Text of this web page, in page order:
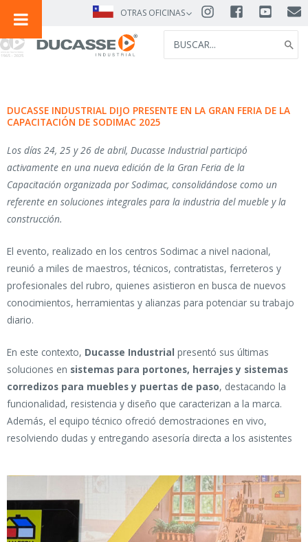
CONTENIDO
OTRAS OFICINAS
FOR:
DUCASSE INDUSTRIAL DIJO PRESENTE EN LA GRAN FERIA DE LA
CAPACITACIÓN DE SODIMAC 2025
Los días 24, 25 y 26 de abril, Ducasse Industrial participó
activamente en una nueva edición de la Gran Feria de la
Capacitación organizada por Sodimac, consolidándose como un
referente en soluciones integrales para la industria del mueble y la
construcción.
El evento, realizado en los centros Sodimac a nivel nacional,
reunió a miles de maestros, técnicos, contratistas, ferreteros y
profesionales del rubro, quienes asistieron en busca de nuevos
conocimientos, herramientas y alianzas para potenciar su trabajo
diario.
En este contexto, Ducasse Industrial presentó sus últimas
soluciones en sistemas para portones, herrajes y sistemas
corredizos para muebles y puertas de paso, destacando la
funcionalidad, resistencia y diseño que caracterizan a la marca.
Además, el equipo técnico ofreció demostraciones en vivo,
resolviendo dudas y entregando asesoría directa a los asistentes